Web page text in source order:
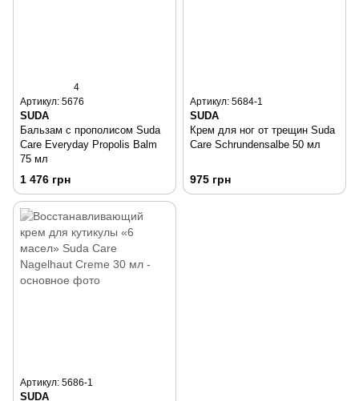
4
Артикул: 5676
SUDA
Бальзам с прополисом Suda
Care Everyday Propolis Balm
75 мл
1 476 грн
Артикул: 5684-1
SUDA
Крем для ног от трещин Suda
Care Schrundensalbe 50 мл
975 грн
Артикул: 5686-1
SUDA